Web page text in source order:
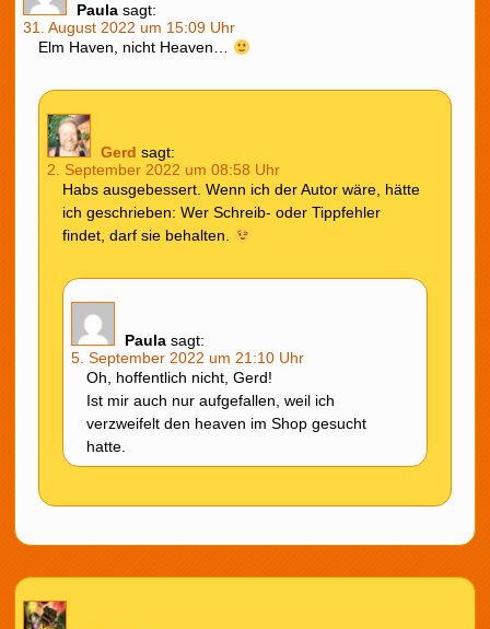
Paula sagt:
31. August 2022 um 15:09 Uhr
Elm Haven, nicht Heaven…
Gerd sagt:
2. September 2022 um 08:58 Uhr
Habs ausgebessert. Wenn ich der Autor wäre, hätte
ich geschrieben: Wer Schreib- oder Tippfehler
findet, darf sie behalten.
Paula sagt:
5. September 2022 um 21:10 Uhr
Oh, hoffentlich nicht, Gerd!
Ist mir auch nur aufgefallen, weil ich
verzweifelt den heaven im Shop gesucht
hatte.